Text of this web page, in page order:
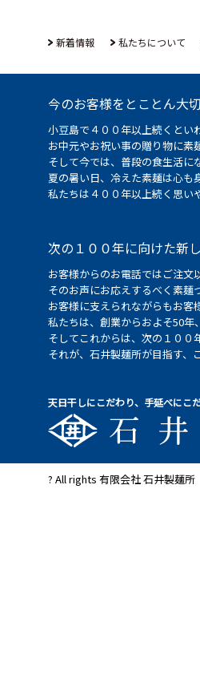
新着情報 私たちについて
今のお客様をとことん大
小豆島で４００年以上続くとい
お中元やお祝い事の贈り物に素
そして今では、普段の食生活に
夏の暑い日、冷えた素麺は心も
私たちは４００年以上続く思い
次の１００年に向けた新
お客様からのお電話ではご注文
そのお声にお応えするべく素麺
お客様に支えられながらもお客
私たちは、創業からおよそ50
そしてこれからは、次の１００
それが、石井製麺所が目指す、
天日干しにこだわり、手延べにこ
? All rights 有限会社 石井製麺所